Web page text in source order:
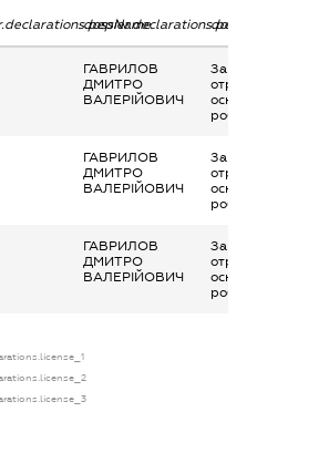
dossier.declarations.personName
ГАВРИЛОВ
ДМИТРО
ВАЛЕРІЙОВИЧ
Заробітна плата
отримана за
основним місцем
роботи
ГАВРИЛОВ
ДМИТРО
ВАЛЕРІЙОВИЧ
Заробітна плата
отримана за
основним місцем
роботи
ГАВРИЛОВ
ДМИТРО
ВАЛЕРІЙОВИЧ
Заробітна плата
отримана за
основним місцем
роботи